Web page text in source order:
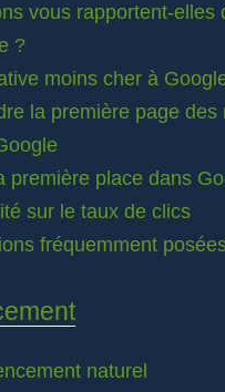
vous rapportent-elles
?
moins cher à
la première page des
première place dans
sur le taux de clics
fréquemment
naturel